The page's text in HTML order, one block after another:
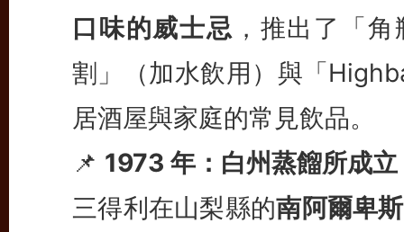
口味的威士忌 ，推出了「
割」（加水飲用）與「
居酒屋與家庭的常見飲品。
📌 1973 年：白州蒸餾所成立
三得利在山梨縣的南阿爾卑